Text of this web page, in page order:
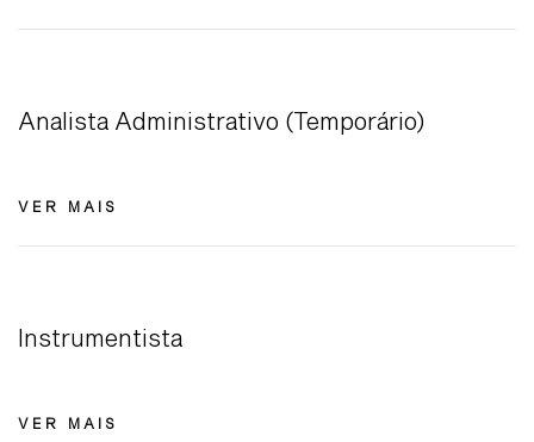
Analista Administrativo (Temporário)
VER MAIS
Instrumentista
VER MAIS